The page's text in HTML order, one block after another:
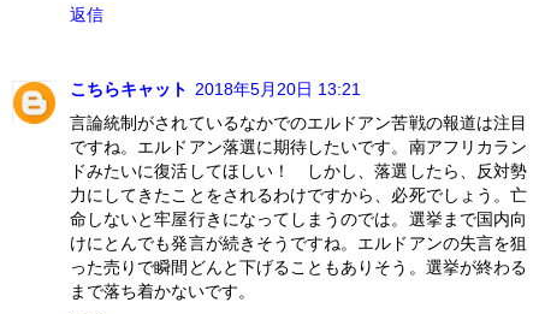
返信
こちらキャット 2018年5月20日 13:21
言論統制がされているなかでのエルドアン苦戦の報道は注目
ですね。エルドアン落選に期待したいです。南アフリカラン
ドみたいに復活してほしい！ しかし、落選したら、反対勢
力にしてきたことをされるわけですから、必死でしょう。亡
命しないと牢屋行きになってしまうのでは。選挙まで国内向
けにとんでも発言が続きそうですね。エルドアンの失言を狙
った売りで瞬間どんと下げることもありそう。選挙が終わる
まで落ち着かないです。